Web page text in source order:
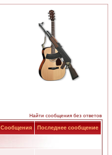
Найти сообщения без ответов
Сообщения Последнее сообщение